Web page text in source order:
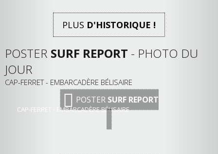
PLUS D'HISTORIQUE !
POSTER SURF REPORT - PHOTO DU
JOUR
CAP-FERRET - EMBARCADÈRE BÉLISAIRE
POSTER SURF REPORT
CAP-FERRET - EMBARCADÈRE BÉLISAIRE